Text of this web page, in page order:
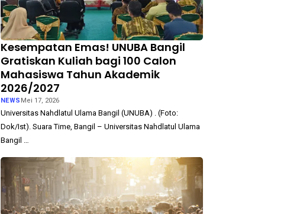
Kesempatan Emas! UNUBA Bangil
Gratiskan Kuliah bagi 100 Calon
Mahasiswa Tahun Akademik
2026/2027
NEWS Mei 17, 2026
Universitas Nahdlatul Ulama Bangil (UNUBA) . (Foto:
Dok/Ist). Suara Time, Bangil – Universitas Nahdlatul Ulama
Bangil …